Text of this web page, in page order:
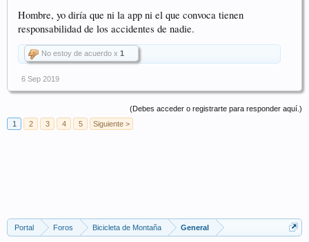
Hombre, yo diría que ni la app ni el que convoca tienen
responsabilidad de los accidentes de nadie.
No estoy de acuerdo x 1
6 Sep 2019
(Debes acceder o registrarte para responder aquí.)
1
2 3 4 5 Siguiente >
Portal Foros Bicicleta de Montaña General